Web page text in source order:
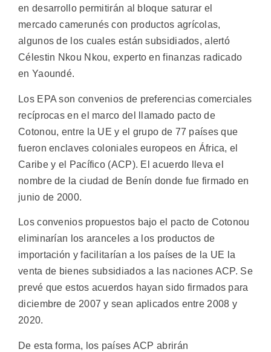
en desarrollo permitirán al bloque saturar el
mercado camerunés con productos agrícolas,
algunos de los cuales están subsidiados, alertó
Célestin Nkou Nkou, experto en finanzas radicado
en Yaoundé.
Los EPA son convenios de preferencias comerciales
recíprocas en el marco del llamado pacto de
Cotonou, entre la UE y el grupo de 77 países que
fueron enclaves coloniales europeos en África, el
Caribe y el Pacífico (ACP). El acuerdo lleva el
nombre de la ciudad de Benín donde fue firmado en
junio de 2000.
Los convenios propuestos bajo el pacto de Cotonou
eliminarían los aranceles a los productos de
importación y facilitarían a los países de la UE la
venta de bienes subsidiados a las naciones ACP. Se
prevé que estos acuerdos hayan sido firmados para
diciembre de 2007 y sean aplicados entre 2008 y
2020.
De esta forma, los países ACP abrirán